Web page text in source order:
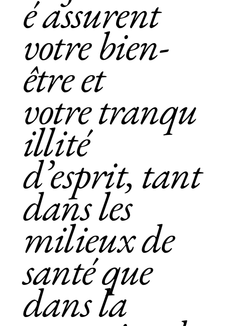
é assurent
votre bien-
être et
votre tranqu
illité
d’esprit, tant
dans les
milieux de
santé que
dans la